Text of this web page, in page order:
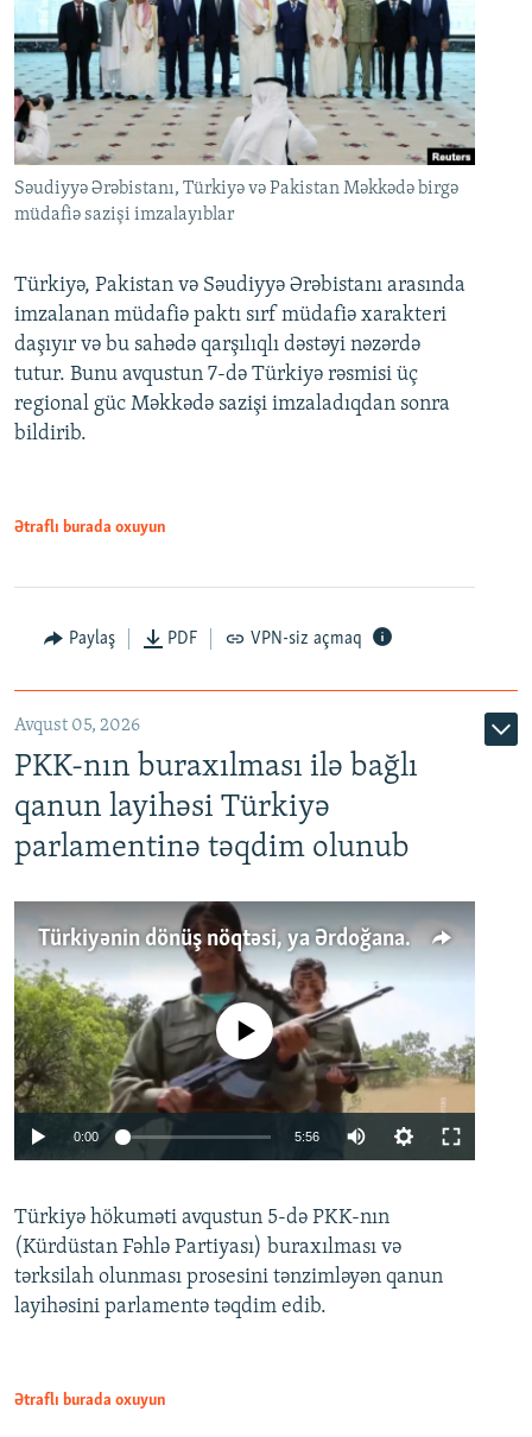
Səudiyyə Ərəbistanı, Türkiyə və Pakistan Məkkədə birgə
müdafiə sazişi imzalayıblar
Türkiyə, Pakistan və Səudiyyə Ərəbistanı arasında
imzalanan müdafiə paktı sırf müdafiə xarakteri
daşıyır və bu sahədə qarşılıqlı dəstəyi nəzərdə
tutur. Bunu avqustun 7-də Türkiyə rəsmisi üç
regional güc Məkkədə sazişi imzaladıqdan sonra
bildirib.
Ətraflı burada oxuyun
Paylaş PDF VPN-siz açmaq
Avqust 05, 2026
PKK-nın buraxılması ilə bağlı
qanun layihəsi Türkiyə
parlamentinə təqdim olunub
Türkiyənin dönüş nöqtəsi, ya Ərdoğana üçüncü şans: PKK ilə qəfil barışıq nə deməkdir?
Auto 240p 360p 480p
720p 1080p
No media source currently available
0:00 5:56
360p
480p
Türkiyə hökuməti avqustun 5-də PKK-nın
(Kürdüstan Fəhlə Partiyası) buraxılması və
tərksilah olunması prosesini tənzimləyən qanun
layihəsini parlamentə təqdim edib.
Ətraflı burada oxuyun